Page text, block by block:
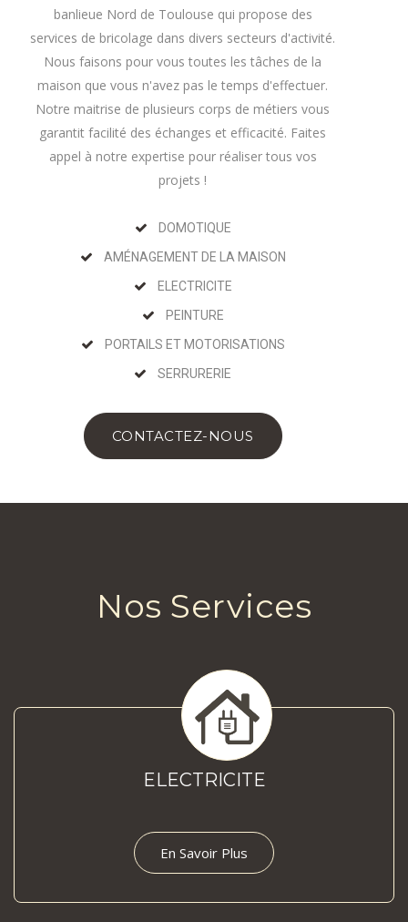
banlieue Nord de Toulouse qui propose des
services de bricolage dans divers secteurs d'activité.
Nous faisons pour vous toutes les tâches de la
maison que vous n'avez pas le temps d'effectuer.
Notre maitrise de plusieurs corps de métiers vous
garantit facilité des échanges et efficacité. Faites
appel à notre expertise pour réaliser tous vos
projets !
DOMOTIQUE
AMÉNAGEMENT DE LA MAISON
ELECTRICITE
PEINTURE
PORTAILS ET MOTORISATIONS
SERRURERIE
CONTACTEZ-NOUS
Nos Services
ELECTRICITE
En Savoir Plus